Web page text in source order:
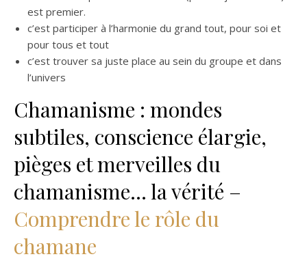
est premier.
c’est participer à l’harmonie du grand tout, pour soi et
pour tous et tout
c’est trouver sa juste place au sein du groupe et dans
l’univers
Chamanisme : mondes
subtiles, conscience élargie,
pièges et merveilles du
chamanisme… la vérité –
Comprendre le rôle du
chamane